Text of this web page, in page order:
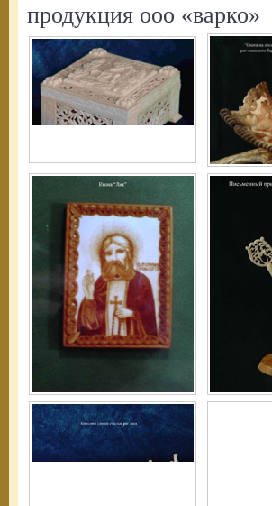
продукция ооо «варко»